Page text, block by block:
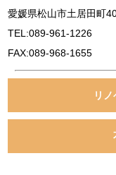
愛媛県松山市土居田町
TEL:089-961-1226
FAX:089-968-1655
リ